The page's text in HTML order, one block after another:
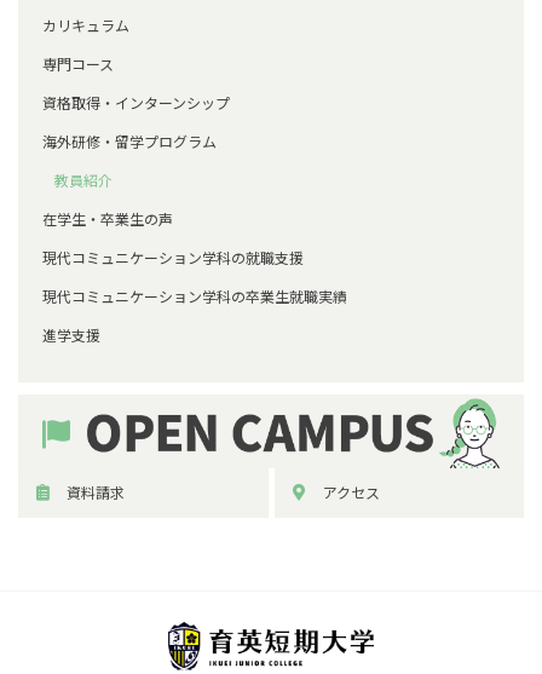
カリキュラム
専門コース
資格取得・インターンシップ
海外研修・留学プログラム
教員紹介
在学生・卒業生の声
現代コミュニケーション学科の就職支援
現代コミュニケーション学科の卒業生就職実績
進学支援
資料請求 アクセス